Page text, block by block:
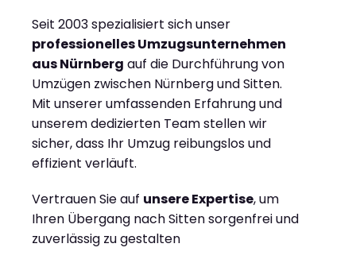
Seit 2003 spezialisiert sich unser
professionelles Umzugsunternehmen
aus Nürnberg auf die Durchführung von
Umzügen zwischen Nürnberg und Sitten.
Mit unserer umfassenden Erfahrung und
unserem dedizierten Team stellen wir
sicher, dass Ihr Umzug reibungslos und
effizient verläuft.
Vertrauen Sie auf unsere Expertise, um
Ihren Übergang nach Sitten sorgenfrei und
zuverlässig zu gestalten